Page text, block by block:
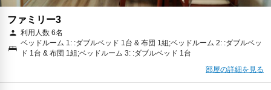
ファミリー3
利用人数 6名
ベッドルーム 1: :ダブルベッド 1台 & 布団 1組;ベッドルーム 2: :ダブルベッ
ド 1台 & 布団 1組;ベッドルーム 3: :ダブルベッド 1台
部屋の詳細を見る